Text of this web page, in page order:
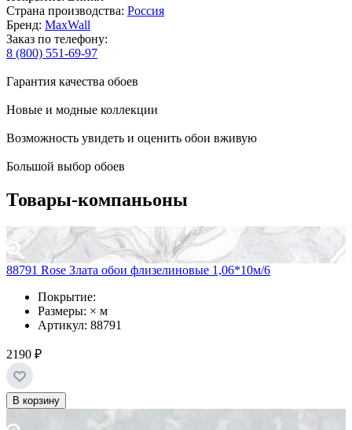
Страна производства: Россия
Бренд: MaxWall
Заказ по телефону:
8 (800) 551-69-97
Гарантия качества обоев
Новые и модные коллекции
Возможность увидеть и оценить обои вживую
Большой выбор обоев
Товары-компаньоны
88791 Rose Злата обои флизелиновые 1,06*10м/6
Покрытие:
Размеры: × м
Артикул: 88791
2190 ₽
В корзину